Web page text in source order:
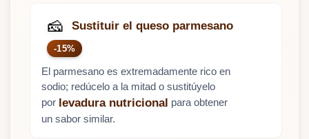
🧀 Sustituir el queso parmesano
-15%
El parmesano es extremadamente rico en
sodio; redúcelo a la mitad o sustitúyelo
por levadura nutricional para obtener
un sabor similar.